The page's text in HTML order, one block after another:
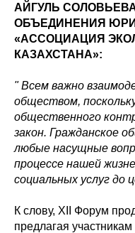
АЙГУЛЬ
ОБЪЕДИНЕНИЯ
«АССОЦИАЦИЯ
КАЗАХСТАНА»:
" Всем важно
обществом,
общественного
закон. Гражданское
любые насущные
процессе нашей
социальных услуг до
К слову, XII Форум
предлагая